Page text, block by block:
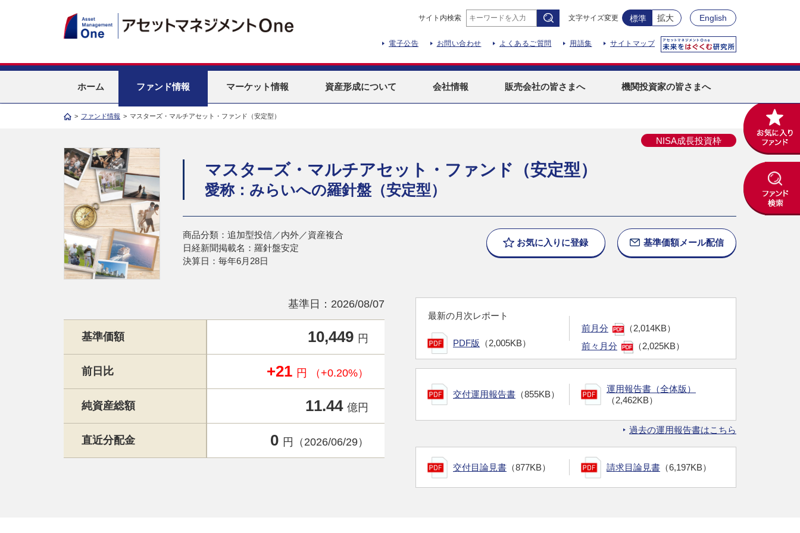
サイト内検索 文字サイズ変更 標準 拡大 English
電子公告 お問い合わせ よくあるご質問 用語集 サイトマップ
ホーム ファンド情報 マーケット情報 資産形成について 会社情報 販売会社の皆さまへ 機関投資家の皆さまへ
> ファンド情報 > マスターズ・マルチアセット・ファンド（安定型）
NISA成長投資枠
マスターズ・マルチアセット・ファンド（安定型）
愛称：みらいへの羅針盤（安定型）
商品分類：追加型投信／内外／資産複合
日経新聞掲載名：羅針盤安定
決算日：毎年6月28日
お気に入りに登録 基準価額メール配信
基準日：2026/08/07
基準価額 10,449 円
前日比 +21 円 （+0.20%）
純資産総額 11.44 億円
直近分配金 0 円（2026/06/29）
最新の月次レポート
PDF版 （2,005KB）
前月分
（2,014KB）
前々月分
（2,025KB）
交付運用報告書 （855KB）
運用報告書（全体版）
（2,462KB）
過去の運用報告書はこちら
交付目論見書 （877KB） 請求目論見書 （6,197KB）